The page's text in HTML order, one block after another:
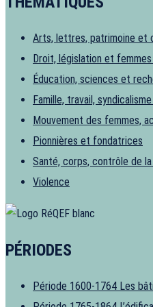
Arts, lettres, patrimoine et
Droit, législation et
Éducation, sciences et
Famille, travail,
Mouvement des femmes,
Pionnières et fondatrices
Santé, corps, contrôle de
Violence
PÉRIODES
Période 1600-1764 Les